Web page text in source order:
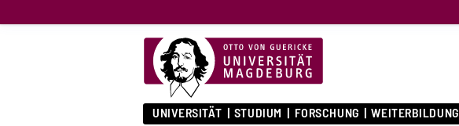
UNIVERSITÄT STUDIUM FORSCHUNG WEITERBILDUNG